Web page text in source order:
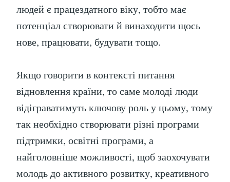
людей є працездатного віку, тобто має
потенціал створювати й винаходити щось
нове, працювати, будувати тощо.
Якщо говорити в контексті питання
відновлення країни, то саме молоді люди
відіграватимуть ключову роль у цьому, тому
так необхідно створювати різні програми
підтримки, освітні програми, а
найголовніше можливості, щоб заохочувати
молодь до активного розвитку, креативного